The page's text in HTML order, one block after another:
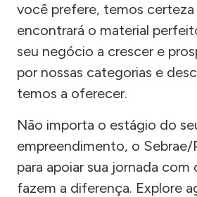
você prefere, temos
encontrará o material
seu negócio a crescer e
por nossas categorias e
temos a oferecer.
Não importa o estágio do
empreendimento, o Sebrae/
para apoiar sua jornada
fazem a diferença. Explore